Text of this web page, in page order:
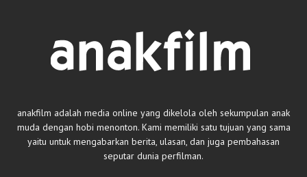
anakfilm adalah media online yang dikelola oleh sekumpulan anak
muda dengan hobi menonton. Kami memiliki satu tujuan yang sama
yaitu untuk mengabarkan berita, ulasan, dan juga pembahasan
seputar dunia perfilman.